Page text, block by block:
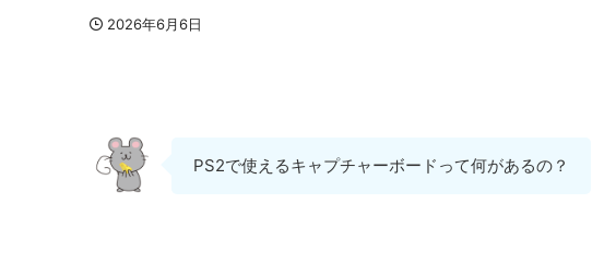
2026年6月6日
PS2で使えるキャプチャーボードって何があるの？